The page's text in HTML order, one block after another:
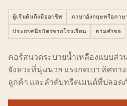
ผู้เริ่มต้นถึงมืออาชีพ ภาษาอังกฤษหรือภาษ
ประกาศนียบัตรจากโรงเรียน ตามคำขอ
คอร์สนวดระบายน้ำเหลืองแบบส่ว
จังหวะที่นุ่มนวล แรงกดเบา ทิศทา
ลูกค้า และลำดับทรีตเมนต์ที่ปลอด